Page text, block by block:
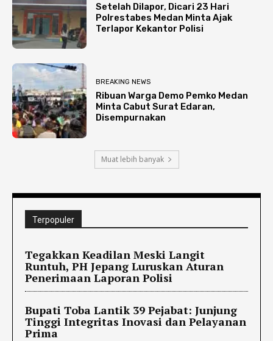
Setelah Dilapor, Dicari 23 Hari
Polrestabes Medan Minta Ajak
Terlapor Kekantor Polisi
BREAKING NEWS
Ribuan Warga Demo Pemko Medan
Minta Cabut Surat Edaran,
Disempurnakan
Muat lebih banyak
Terpopuler
Tegakkan Keadilan Meski Langit
Runtuh, PH Jepang Luruskan Aturan
Penerimaan Laporan Polisi
Bupati Toba Lantik 39 Pejabat: Junjung
Tinggi Integritas Inovasi dan Pelayanan
Prima